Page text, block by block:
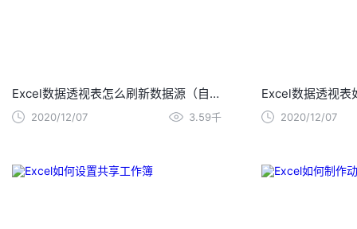
Excel数据透视表怎么刷新数据源（自动更新，更改来源）
2020/12/07 3.59千
Excel数据透视表
2020/12/07